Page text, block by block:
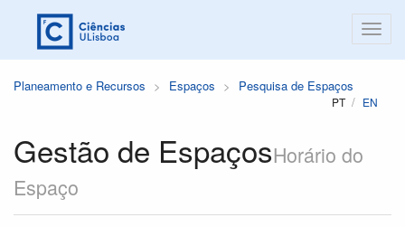
Planeamento e Recursos Espaços Pesquisa de Espaços
PT EN
Gestão de EspaçosHorário do
Espaço